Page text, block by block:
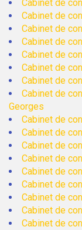
Cabinet de
Cabinet de
Cabinet de
Cabinet de
Cabinet de
Cabinet de
Cabinet de
Cabinet de
Georges
Cabinet de
Cabinet de
Cabinet de
Cabinet de
Cabinet de
Cabinet de
Cabinet de
Cabinet de
Cabinet de